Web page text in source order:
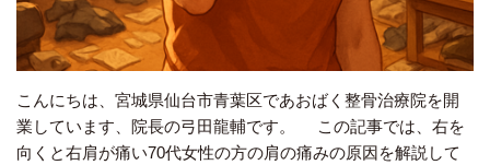
こんにちは、宮城県仙台市青葉区であおばく整骨治療院を開
業しています、院長の弓田龍輔です。 この記事では、右を
向くと右肩が痛い70代女性の方の肩の痛みの原因を解説して